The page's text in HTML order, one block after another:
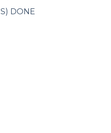
DONE